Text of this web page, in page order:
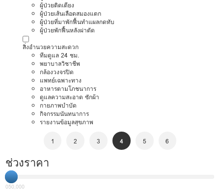
ผู้ป่วยติดเตียง
ผู้ป่วยเส้นเลือดสมองแตก
ผู้ป่วยที่มาพักฟื้นทำแผลกดทับ
ผู้ป่วยพักฟื้นหลังผ่าตัด
สิ่งอำนวยความสะดวก
ทีมดูแล 24 ชม.
พยาบาลวิชาชีพ
กล้องวงจรปิด
แพทย์เฉพาะทาง
อาหารตามโภชนาการ
ดูแลความสะอาด ซักผ้า
กายภาพบำบัด
กิจกรรมนันทนาการ
รายงานข้อมูลสุขภาพ
1 2 3 4 5 6
ช่วงราคา
050,000